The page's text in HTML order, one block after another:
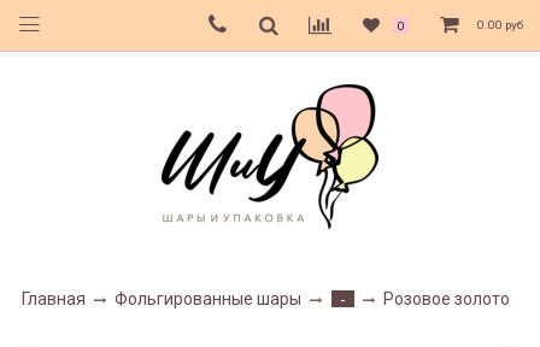
0 0.00 руб
Главная Фольгированные шары - Розовое золото